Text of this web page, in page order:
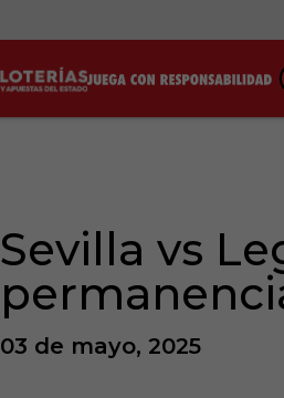
Sevilla vs
03 de mayo, 2025